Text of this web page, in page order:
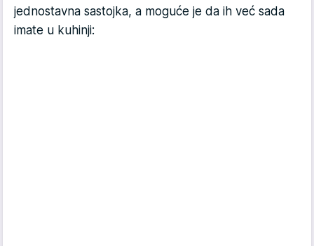
jednostavna sastojka, a moguće je da ih već sada
imate u kuhinji: